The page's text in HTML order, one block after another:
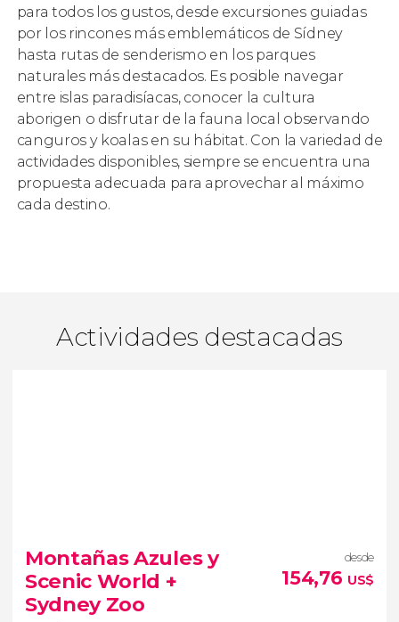
para todos los gustos, desde excursiones guiadas
por los rincones más emblemáticos de Sídney
hasta rutas de senderismo en los parques
naturales más destacados. Es posible navegar
entre islas paradisíacas, conocer la cultura
aborigen o disfrutar de la fauna local observando
canguros y koalas en su hábitat. Con la variedad de
actividades disponibles, siempre se encuentra una
propuesta adecuada para aprovechar al máximo
cada destino.
Actividades destacadas
Montañas Azules y
Scenic World +
Sydney Zoo
desde
154,76 US$